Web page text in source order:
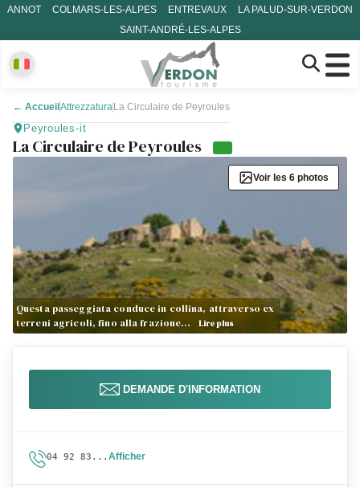
ANNOT COLMARS-LES-ALPES ENTREVAUX
LA PALUD-SUR-VERDON
SAINT-ANDRÉ-LES-ALPES
← Accueil Attrezzatura La Circulaire de Peyroules
Peyroules-it
La Circulaire de Peyroules
Questa passeggiata conduce in collina, attraverso ex
terreni agricoli, fino alla frazione…
Lire plus
Voir les 6 photos
DEMANDE D'INFORMATION
04 92 83... Afficher